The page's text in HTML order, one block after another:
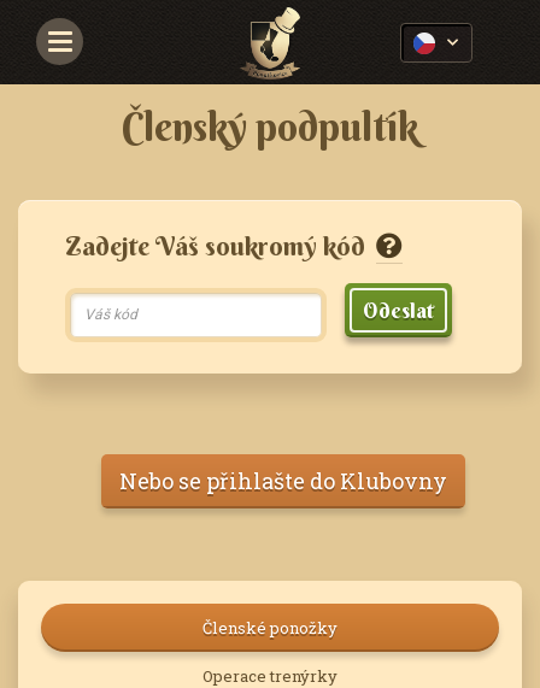
Navigace
Členský podpultík
Zadejte Váš soukromý kód
Odeslat
Nebo se přihlašte do Klubovny
Členské ponožky
Operace trenýrky